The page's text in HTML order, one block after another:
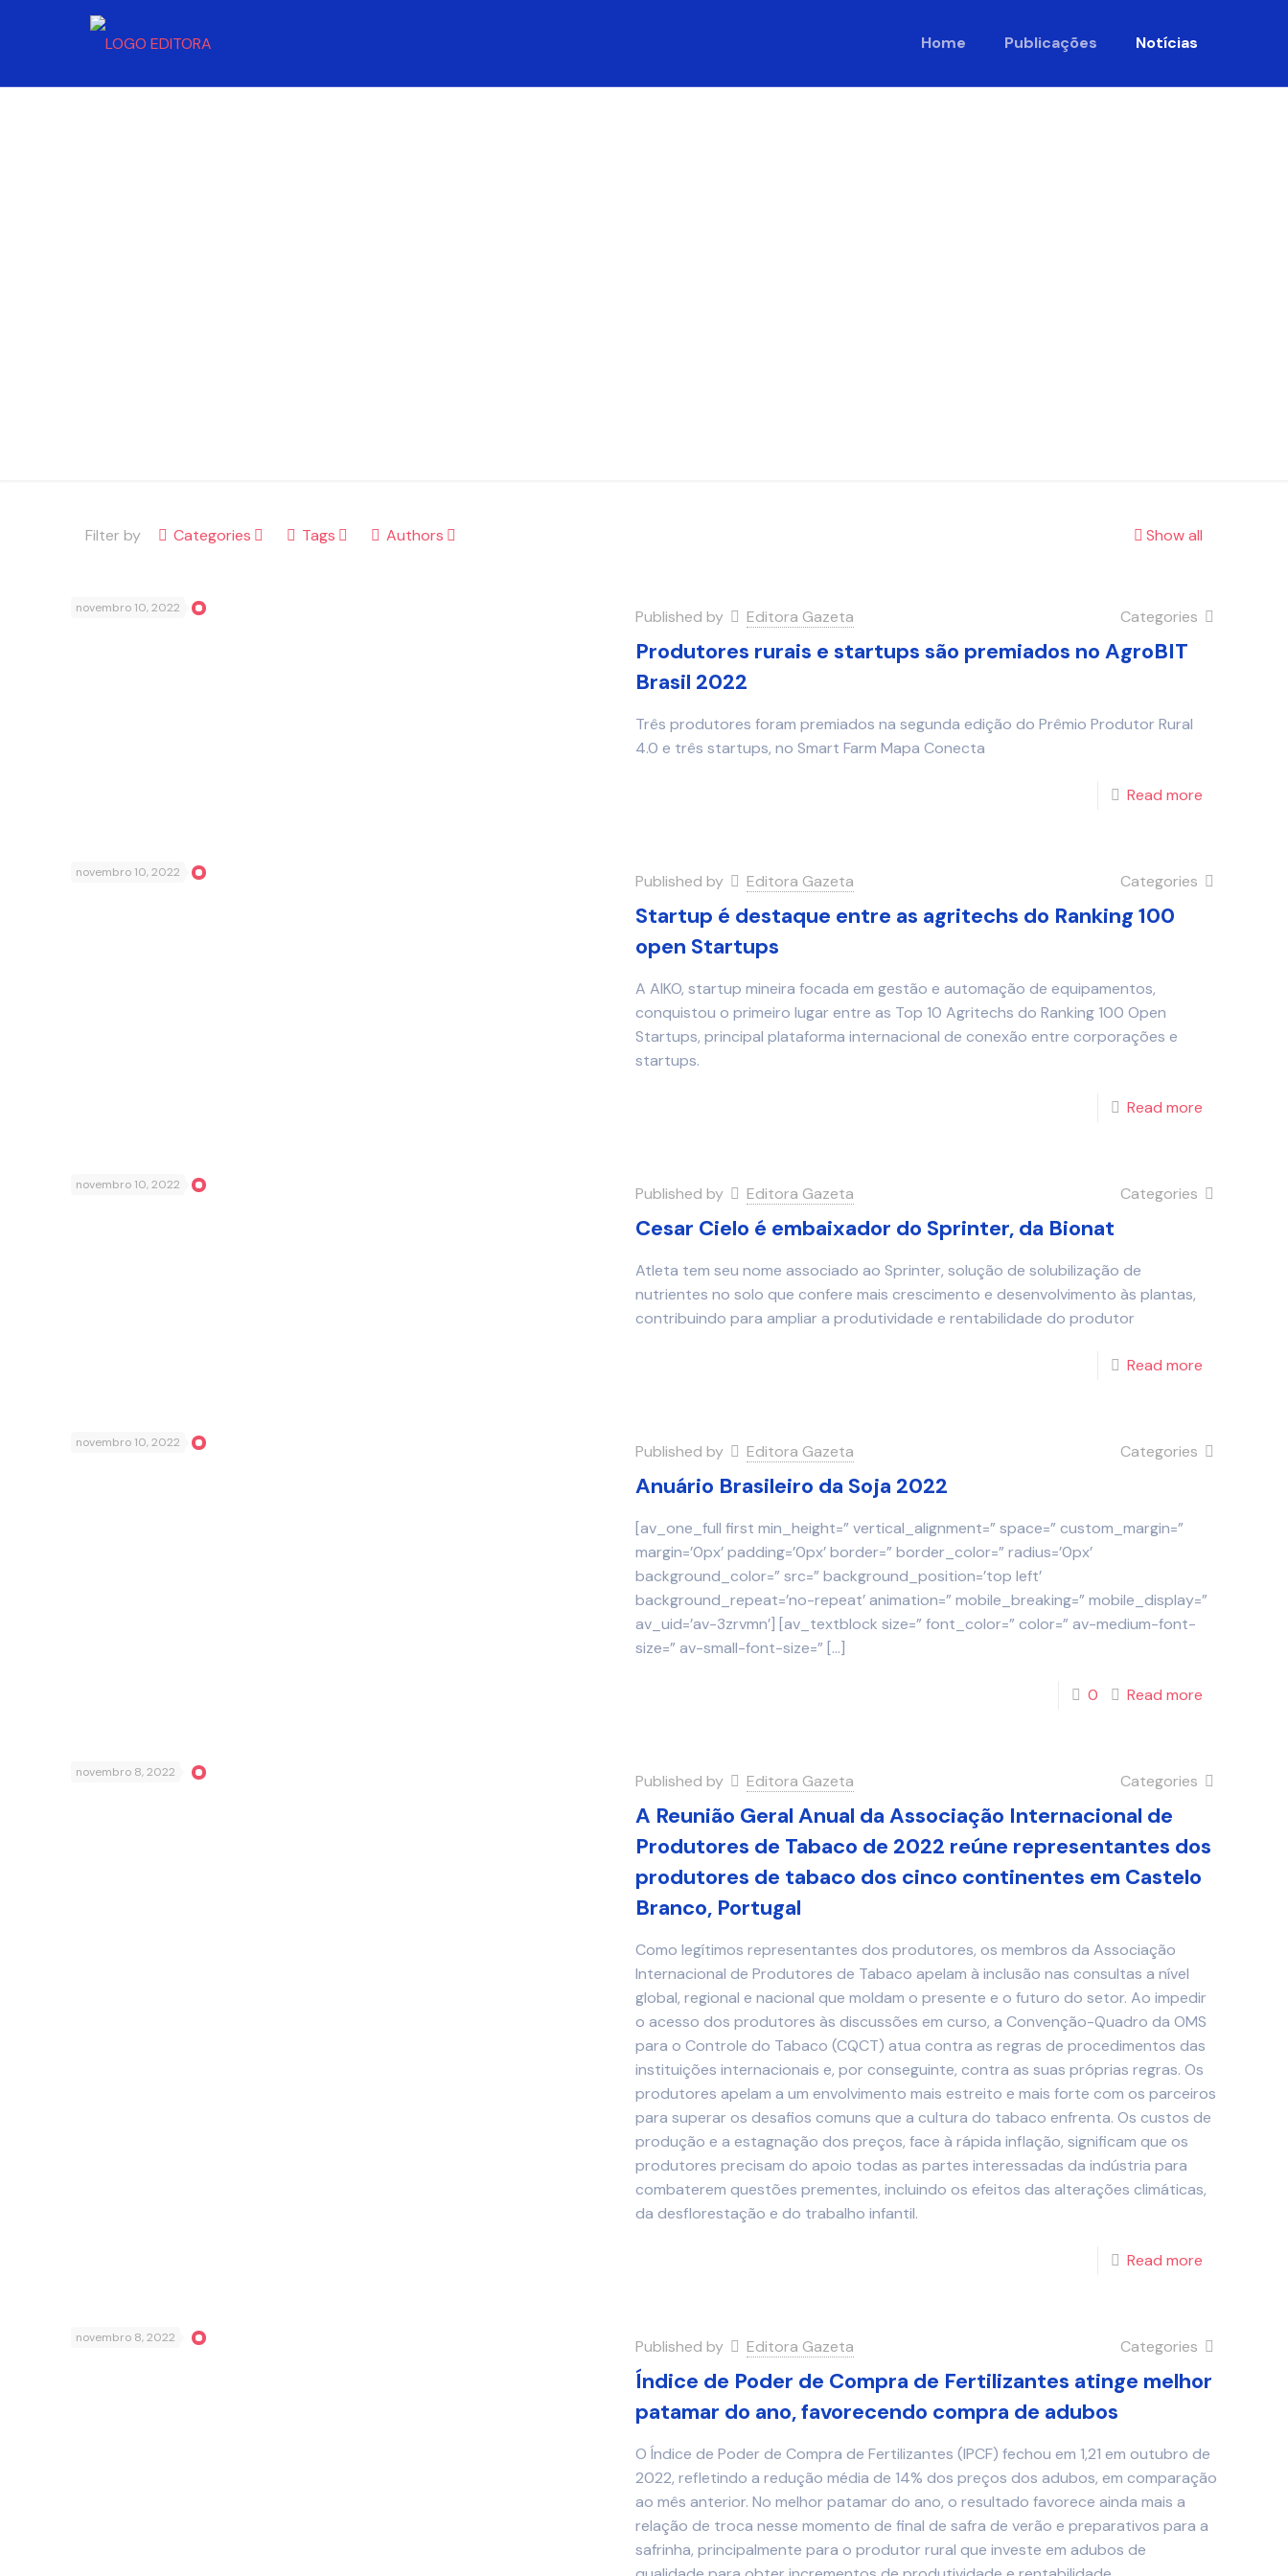
Home Publicações Notícias
Filter by Categories Tags Authors Show all
novembro 10, 2022 Published by Editora Gazeta Categories
Produtores rurais e startups são premiados no AgroBIT
Brasil 2022
Três produtores foram premiados na segunda edição do Prêmio Produtor Rural
4.0 e três startups, no Smart Farm Mapa Conecta
Read more
novembro 10, 2022 Published by Editora Gazeta Categories
Startup é destaque entre as agritechs do Ranking 100
open Startups
A AIKO, startup mineira focada em gestão e automação de equipamentos,
conquistou o primeiro lugar entre as Top 10 Agritechs do Ranking 100 Open
Startups, principal plataforma internacional de conexão entre corporações e
startups.
Read more
novembro 10, 2022 Published by Editora Gazeta Categories
Cesar Cielo é embaixador do Sprinter, da Bionat
Atleta tem seu nome associado ao Sprinter, solução de solubilização de
nutrientes no solo que confere mais crescimento e desenvolvimento às plantas,
contribuindo para ampliar a produtividade e rentabilidade do produtor
Read more
novembro 10, 2022 Published by Editora Gazeta Categories
Anuário Brasileiro da Soja 2022
[av_one_full first min_height=” vertical_alignment=” space=” custom_margin=”
margin=’0px’ padding=’0px’ border=” border_color=” radius=’0px’
background_color=” src=” background_position=’top left’
background_repeat=’no-repeat’ animation=” mobile_breaking=” mobile_display=”
av_uid=’av-3zrvmn’] [av_textblock size=” font_color=” color=” av-medium-font-
size=” av-small-font-size=”[…]
0 Read more
novembro 8, 2022 Published by Editora Gazeta Categories
A Reunião Geral Anual da Associação Internacional de
Produtores de Tabaco de 2022 reúne representantes dos
produtores de tabaco dos cinco continentes em Castelo
Branco, Portugal
Como legítimos representantes dos produtores, os membros da Associação
Internacional de Produtores de Tabaco apelam à inclusão nas consultas a nível
global, regional e nacional que moldam o presente e o futuro do setor. Ao impedir
o acesso dos produtores às discussões em curso, a Convenção-Quadro da OMS
para o Controle do Tabaco (CQCT) atua contra as regras de procedimentos das
instituições internacionais e, por conseguinte, contra as suas próprias regras. Os
produtores apelam a um envolvimento mais estreito e mais forte com os parceiros
para superar os desafios comuns que a cultura do tabaco enfrenta. Os custos de
produção e a estagnação dos preços, face à rápida inflação, significam que os
produtores precisam do apoio todas as partes interessadas da indústria para
combaterem questões prementes, incluindo os efeitos das alterações climáticas,
da desflorestação e do trabalho infantil.
Read more
novembro 8, 2022 Published by Editora Gazeta Categories
Índice de Poder de Compra de Fertilizantes atinge melhor
patamar do ano, favorecendo compra de adubos
O Índice de Poder de Compra de Fertilizantes (IPCF) fechou em 1,21 em outubro de
2022, refletindo a redução média de 14% dos preços dos adubos, em comparação
ao mês anterior. No melhor patamar do ano, o resultado favorece ainda mais a
relação de troca nesse momento de final de safra de verão e preparativos para a
safrinha, principalmente para o produtor rural que investe em adubos de